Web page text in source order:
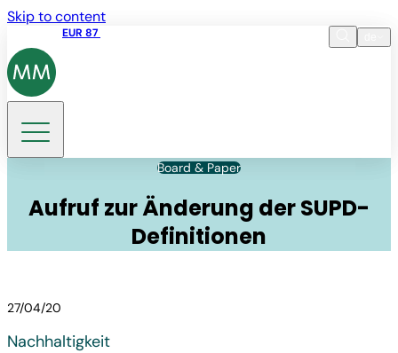
Skip to content
EUR 87
DE
Board & Paper
Aufruf zur Änderung der SUPD-
Definitionen
Nachhaltigkeit
27/04/20